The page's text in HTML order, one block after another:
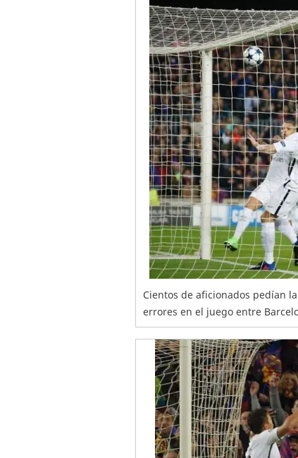
Cientos de aficionados pedían
errores en el juego entre